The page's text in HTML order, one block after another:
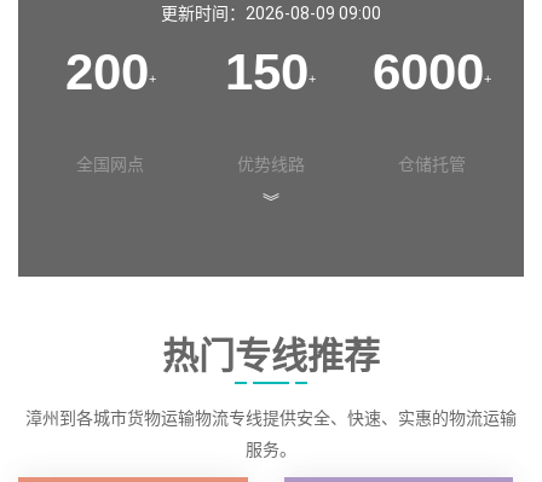
更新时间：2026-08-09 09:00
200+
全国网点
150+
优势线路
6000+
仓储托管
︾
热门专线推荐
漳州到各城市货物运输物流专线提供安全、快速、实惠的物流运输
服务。